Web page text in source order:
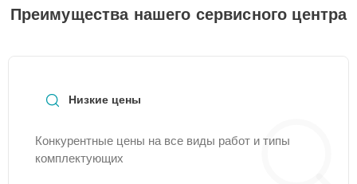
Преимущества нашего сервисного центра
Низкие цены
Конкурентные цены на все виды работ и типы
комплектующих